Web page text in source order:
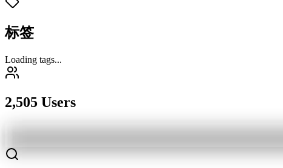
标签
Loading tags...
2,505 Users